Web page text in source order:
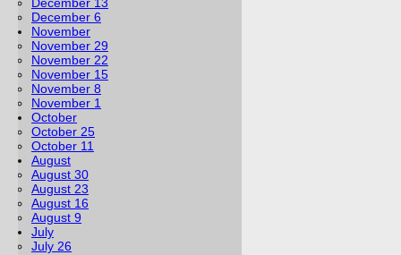
December 6
November
November 29
November 22
November 15
November 8
November 1
October
October 25
October 11
August
August 30
August 23
August 16
August 9
July
July 26